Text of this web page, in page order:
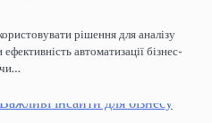
рішення для аналізу
автоматизації бізнес-
чи…